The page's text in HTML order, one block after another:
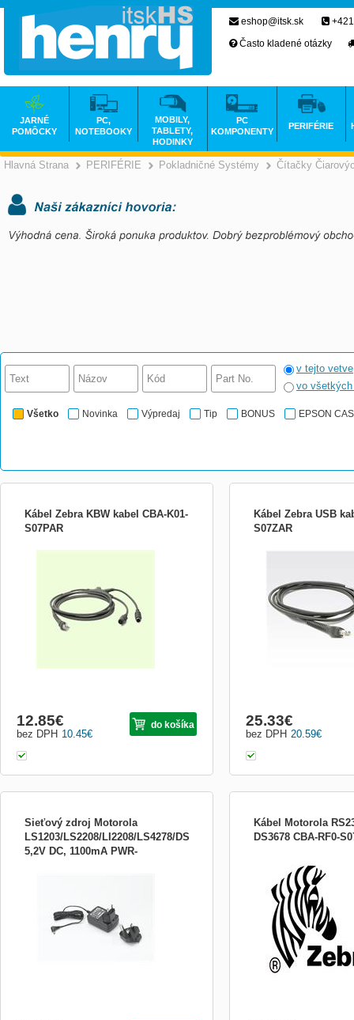
Hlavná Strana >
PERIFÉRIE >
Pokladničné Systémy Čítačky
v tejto vetve
vo
Všetko Novinka Výpredaj Tip BONUS EPSON
Kábel Zebra KBW kabel CBA-K01-
S07PAR
10.45€
bez DPH
12.85€ do košíka
Kábel Zebra USB
S07ZAR
20.59€
bez DPH
25.33€
Sieťový zdroj Motorola
LS1203/LS2208/LI2208/LS4278/DS4208/DS9208,
5,2V DC, 1100mA PWR-
Kábel Motorola
DS3678 CBA-RF0-
Komunikační kabel se
je určený pro čtečky
Motorola. Je v délce 2
eshop@itsk.sk
Často kladené otázky
JARNÉ
POMÔCKY
PC,
NOTEBOOKY
MOBILY,
TABLETY,
HODINKY
PC
KOMPONENTY
PERIFÉRIE